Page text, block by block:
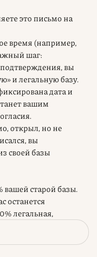
это письмо на
время (например,
шаг:
вы
и легальную базу.
дата и
вашим
открыл, но не
вы
базы
старой базы.
останется
легальная,
Это